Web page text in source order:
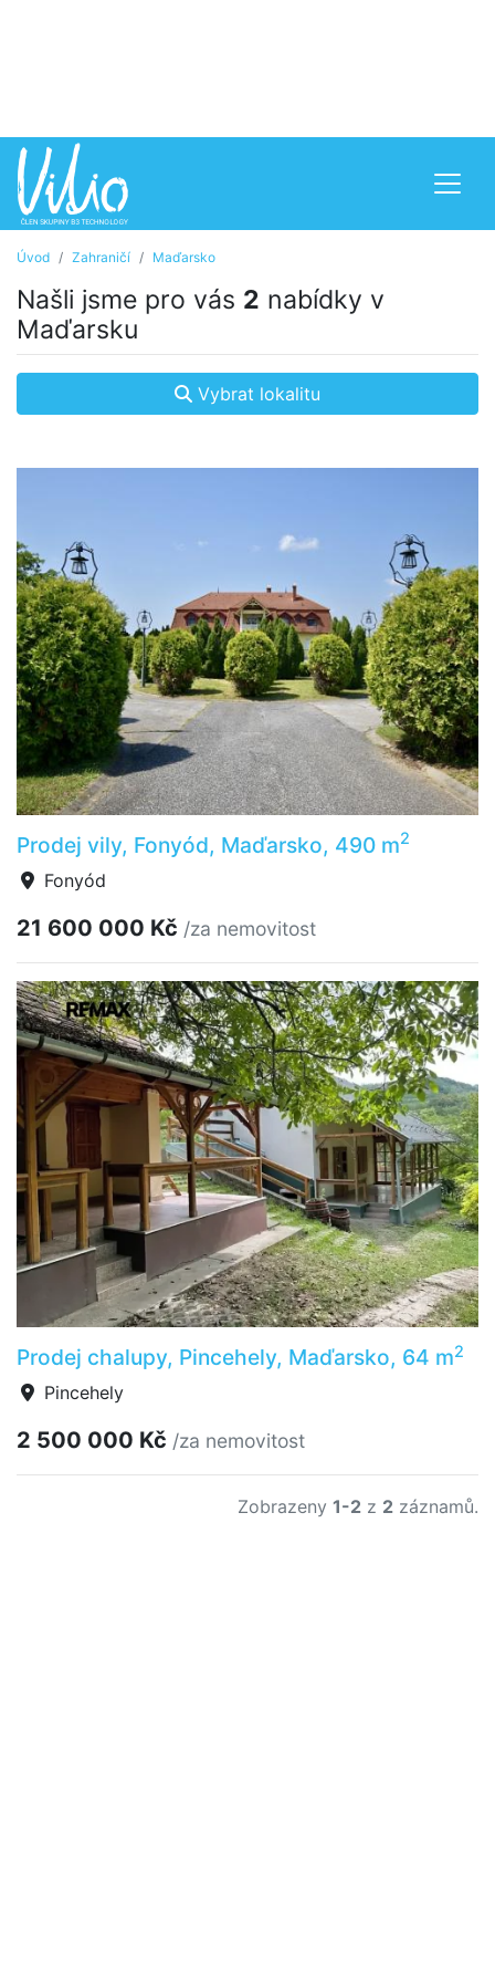
Úvod Zahraničí Maďarsko
Našli jsme pro vás 2 nabídky v
Maďarsku
Vybrat lokalitu
Prodej vily, Fonyód, Maďarsko, 490 m2
Fonyód
21 600 000 Kč /za nemovitost
Prodej chalupy, Pincehely, Maďarsko, 64 m2
Pincehely
2 500 000 Kč /za nemovitost
Zobrazeny 1-2 z 2 záznamů.